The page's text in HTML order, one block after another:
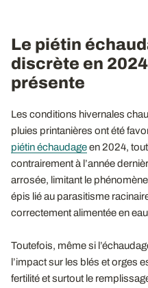
Le piétin
discrète en
présente
Les conditions hivernales
pluies printanières ont été
piétin échaudageen 2024,
contrairement à l’année
arrosée, limitant le
épis lié au parasitisme
correctement alimentée en
Toutefois, même si
l’impact sur les blés et orges
fertilité et surtout le